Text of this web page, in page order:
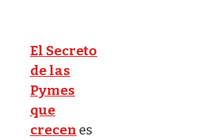
El Secreto
de las
Pymes
que
crecenes